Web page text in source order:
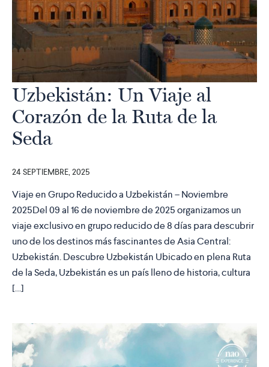
Uzbekistán: Un Viaje al
Corazón de la Ruta de la
Seda
24 SEPTIEMBRE, 2025
Viaje en Grupo Reducido a Uzbekistán – Noviembre
2025Del 09 al 16 de noviembre de 2025 organizamos un
viaje exclusivo en grupo reducido de 8 días para descubrir
uno de los destinos más fascinantes de Asia Central:
Uzbekistán. Descubre Uzbekistán Ubicado en plena Ruta
de la Seda, Uzbekistán es un país lleno de historia, cultura
[…]